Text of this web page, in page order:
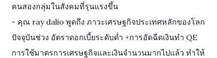
คนสองกลุ่มในสังคมที่รุนแรงขึ้น
- คุณ ray dalio พูดถึง ภาวะเศรษฐกิจประเทศหลักของโลก
ปัจจุบันช่วง อัตราดอกเบี้ยระดับต่ำ +การอัดฉีดเงินทำ QE
การใช้มาตรการเศรษฐกิจและเงินจำนวนมากไปแล้ว ทำให้